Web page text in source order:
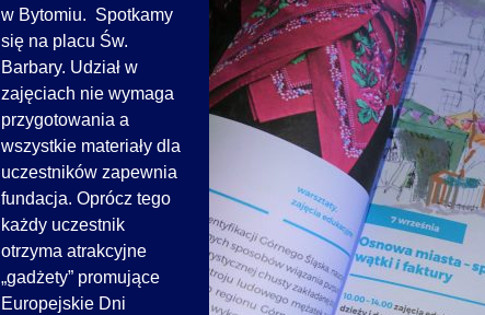
w Bytomiu. Spotkamy
się na placu Św.
Barbary. Udział w
zajęciach nie wymaga
przygotowania a
wszystkie materiały dla
uczestników zapewnia
fundacja. Oprócz tego
każdy uczestnik
otrzyma atrakcyjne
„gadżety” promujące
Europejskie Dni